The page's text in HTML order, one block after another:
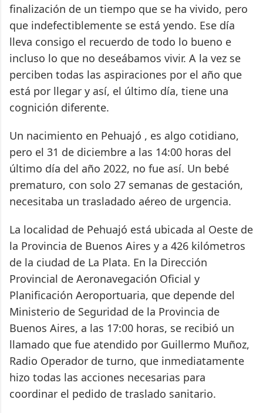
finalización de un tiempo que se ha vivido, pero
que indefectiblemente se está yendo. Ese día
lleva consigo el recuerdo de todo lo bueno e
incluso lo que no deseábamos vivir. A la vez se
perciben todas las aspiraciones por el año que
está por llegar y así, el último día, tiene una
cognición diferente.
Un nacimiento en Pehuajó , es algo cotidiano,
pero el 31 de diciembre a las 14:00 horas del
último día del año 2022, no fue así. Un bebé
prematuro, con solo 27 semanas de gestación,
necesitaba un trasladado aéreo de urgencia.
La localidad de Pehuajó está ubicada al Oeste de
la Provincia de Buenos Aires y a 426 kilómetros
de la ciudad de La Plata. En la Dirección
Provincial de Aeronavegación Oficial y
Planificación Aeroportuaria, que depende del
Ministerio de Seguridad de la Provincia de
Buenos Aires, a las 17:00 horas, se recibió un
llamado que fue atendido por Guillermo Muñoz,
Radio Operador de turno, que inmediatamente
hizo todas las acciones necesarias para
coordinar el pedido de traslado sanitario.